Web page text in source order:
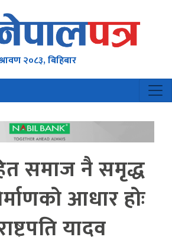
२०८३, बिहिबार
समाज नै समृद्ध
आधार होः
यादव